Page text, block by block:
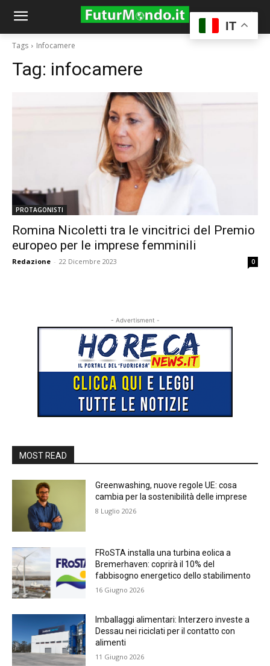
Tags Infocamere
Tag: infocamere
PROTAGONISTI
Romina Nicoletti tra le vincitrici del Premio
europeo per le imprese femminili
Redazione - 22 Dicembre 2023 0
- Advertisment -
MOST READ
Greenwashing, nuove regole UE: cosa
cambia per la sostenibilità delle imprese
8 Luglio 2026
FRoSTA installa una turbina eolica a
Bremerhaven: coprirà il 10% del
fabbisogno energetico dello stabilimento
16 Giugno 2026
Imballaggi alimentari: Interzero investe a
Dessau nei riciclati per il contatto con
alimenti
11 Giugno 2026
IT